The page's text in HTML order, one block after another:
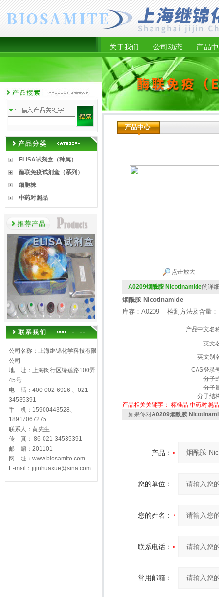
关于我们 公司动态 产品
ELISA试剂盒（种属）
酶联免疫试剂盒（系列）
细胞株
中药对照品
公司名称：上海继锦化学科技有限
公司
地 址：上海闵行区绿莲路100弄
45号
电 话：400-002-6926 、021-
34535391
手 机：15900443528、
18917067275
联系人：黄先生
传 真： 86-021-34535391
邮 编：201101
网 址：www.biosamite.com
E-mail：jijinhuaxue@sina.com
产品中心
点击放大
A0209烟酰胺 Nicotinamide的详
烟酰胺 Nicotinamide
库存：A0209 检测方法及含量
产品中文名
英文
英文别
CAS登录
分子
分子
分子结
产品相关关键字： 标准品 中药对照品
如果你对A0209烟酰胺
产品：
您的单位：
您的姓名：
联系电话：
常用邮箱：